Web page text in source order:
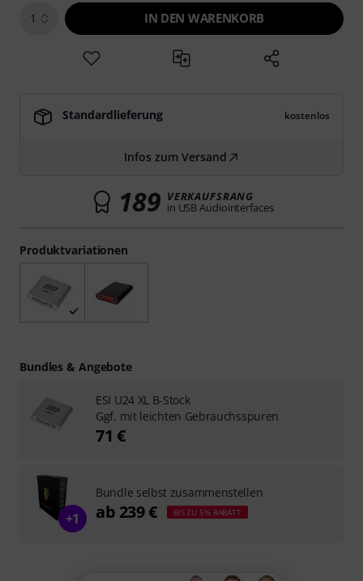
Produktvariationen
1 IN DEN WARENKORB
Standardlieferung kostenlos
Infos zum Versand
189 VERKAUFSRANG
in USB Audiointerfaces
Bundles & Angebote
ESI U24 XL B-Stock
Ggf. mit leichten Gebrauchsspuren
71 €
+1
Bundle selbst zusammenstellen
ab 239 € BIS ZU 5% RABATT